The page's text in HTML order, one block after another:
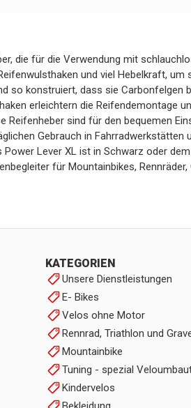
die für die Verwendung mit
und viel Hebelkraft, um
so konstruiert, dass sie Carbonfelgen
erleichtern die Reifendemontage
Reifenheber sind für den bequemen
Gebrauch in Fahrradwerkstätten
Lever XL ist in Schwarz oder
für Mountainbikes, Rennräder,
KATEGORIEN
Unsere Dienstleistungen
E- Bikes
Velos ohne Motor
Rennrad, Triathlon und
Mountainbike
Tuning - spezial
Kindervelos